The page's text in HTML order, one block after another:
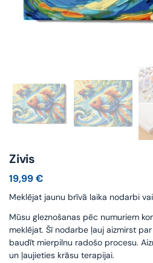
Zivis
19,99€
Meklējat jaunu brīvā laika nodarbi
Mūsu gleznošanas pēc numuriem
meklējat. Šī nodarbe ļauj aizmirst
baudīt mierpilnu radošo procesu.
un ļaujieties krāsu terapijai.